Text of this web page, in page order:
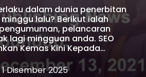
dalam dunia penerbitan
lalu? Berikut ialah
pelancaran
lagi mingguan anda. SEO
Kemas Kini Kepada…
Disember 2025